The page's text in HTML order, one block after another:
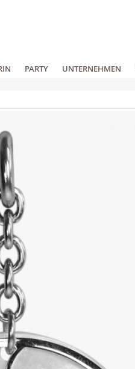
PARTY UNTERNEHMEN